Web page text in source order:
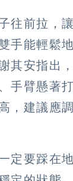
往前拉，
手能輕鬆
其安指出
手臂懸著
，建議應
定要踩在